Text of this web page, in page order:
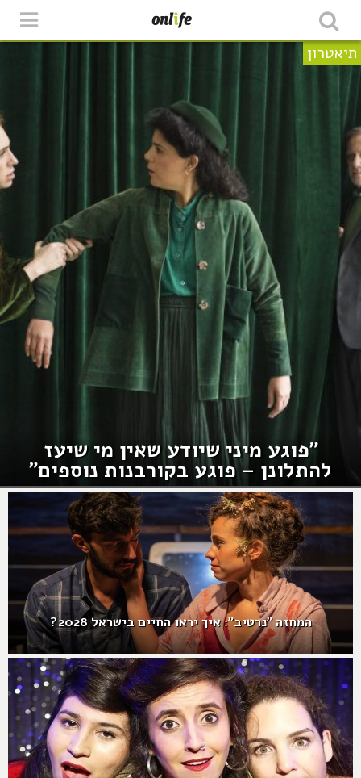
תיאטרון
"פוגע מיני שיודע שאין מי שיעז
להתלונן – פוגע בקורבנות נוספים"
המחזה "נרטיב": איך יראו החיים בישראל 2028?